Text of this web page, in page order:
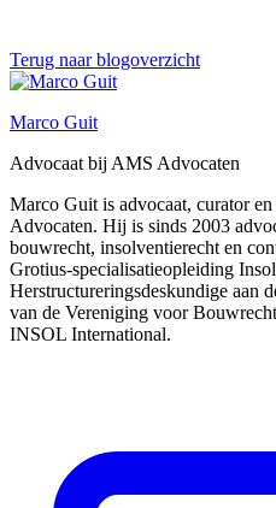
Terug naar blogoverzicht
Marco Guit
Advocaat bij AMS Advocaten
Marco Guit is advocaat, curator
Advocaten. Hij is sinds 2003
bouwrecht, insolventierecht en
Grotius-specialisatieopleiding
Herstructureringsdeskundige aan
van de Vereniging voor
INSOL International.